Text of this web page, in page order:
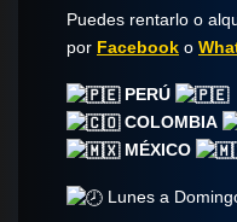
Puedes rentarlo o
por Facebook o
PERÚ
COLOMBIA
MÉXICO
Lunes a